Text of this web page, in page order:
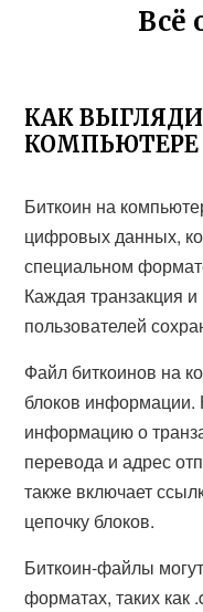
Всё
КАК
КОМПЬЮТЕРЕ
Биткоин на
цифровых данных,
специальном
Каждая транзакция
пользователей
Файл биткоинов на
блоков информации.
информацию о
перевода и адрес
также включает
цепочку блоков.
Биткоин-файлы
форматах, таких как